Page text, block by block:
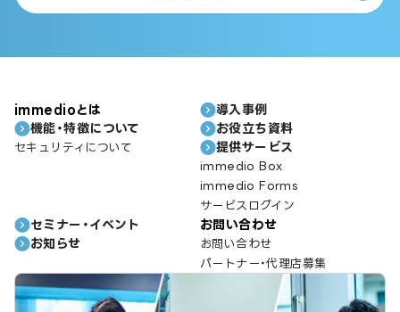
immedioとは
機能・特徴について
セキュリティについて
導入事例
お役立ち資料
提供サービス
immedio Box
immedio Forms
サービスログイン
セミナー・イベント
お知らせ
お問い合わせ
お問い合わせ
パートナー・代理店募集